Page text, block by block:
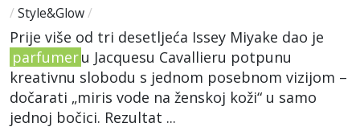
/ Style&Glow/
Prije više od tri desetljeća Issey Miyake dao je
parfumeru Jacquesu Cavallieru potpunu
kreativnu slobodu s jednom posebnom vizijom –
dočarati „miris vode na ženskoj koži“ u samo
jednoj bočici. Rezultat ...